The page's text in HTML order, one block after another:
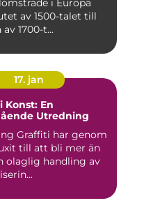
i Europa
av 1500-talet till
1700-t...
17. jan
Konst: En
Utredning
Graffiti har genom
till att bli mer än
olaglig handling av